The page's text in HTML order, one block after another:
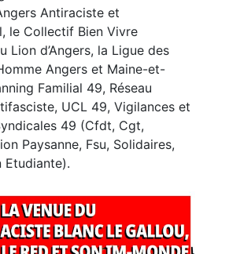
Antiraciste et
le Collectif Bien Vivre
Lion d’Angers, la Ligue des
Angers et Maine-et-
Familial 49, Réseau
UCL 49, Vigilances et
49 (Cfdt, Cgt,
Paysanne, Fsu, Solidaires,
Etudiante).